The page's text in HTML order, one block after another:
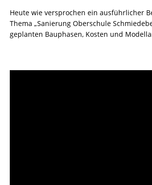
Heute wie versprochen ein ausführlicher
Thema „Sanierung Oberschule
geplanten Bauphasen, Kosten und